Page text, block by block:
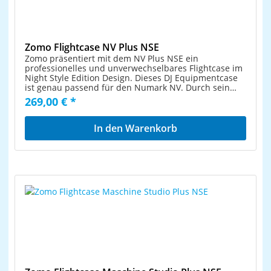
Zomo Flightcase NV Plus NSE
Zomo präsentiert mit dem NV Plus NSE ein
professionelles und unverwechselbares Flightcase im
Night Style Edition Design. Dieses DJ Equipmentcase
ist genau passend für den Numark NV. Durch sein
kompaktes und durchdachtes Design ist das Zomo NV
Plus NSE Flightcase mit nur wenigen Handgriffen
einsatzbereit. Die Laptop-Ablage kann durch die
Schiebeeinrichtung beliebig positioniert werden. Mit
dem NV Plus NSE kannst Du Deine DJ Ausrüstung
schützt den Numark NV vor Kratzern, Staub und
sonstigen Beschädigungen. Die schwarz lackierten Alu
Profile und Kugelecken stabilisieren das Case
269,00 € *
In den Warenkorb